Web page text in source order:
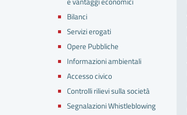
Bilanci
Servizi erogati
Opere Pubbliche
Informazioni ambientali
Accesso civico
Controlli rilievi sulla società
Segnalazioni Whistleblowing